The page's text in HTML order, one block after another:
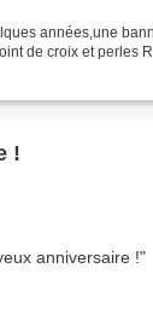
années,une
de croix et perles
!